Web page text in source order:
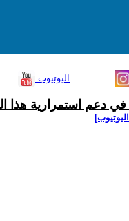
اليوتيوب
في دعم استمرارية هذا